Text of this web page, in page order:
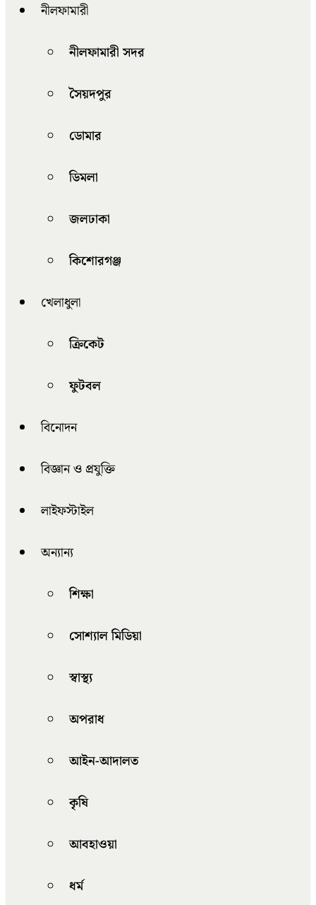
নীলফামারী
নীলফামারী সদর
সৈয়দপুর
ডোমার
ডিমলা
জলঢাকা
কিশোরগঞ্জ
খেলাধুলা
ক্রিকেট
ফুটবল
বিনোদন
বিজ্ঞান ও প্রযুক্তি
লাইফস্টাইল
অন্যান্য
শিক্ষা
সোশ্যাল মিডিয়া
স্বাস্থ্য
অপরাধ
আইন-আদালত
কৃষি
আবহাওয়া
ধর্ম